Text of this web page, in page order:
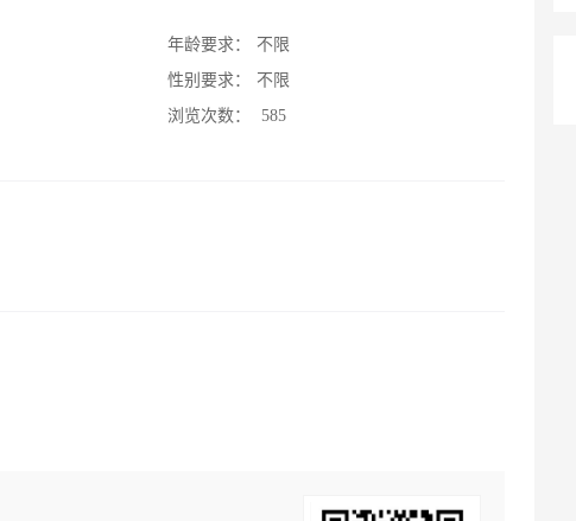
年龄要求：
不限
性别要求：
不限
浏览次数：
585